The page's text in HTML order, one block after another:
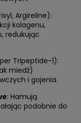
Argireline):
kolagenu,
redukując
Tripeptide-1):
miedź)
i gojenia.
: Hamują
podobnie do